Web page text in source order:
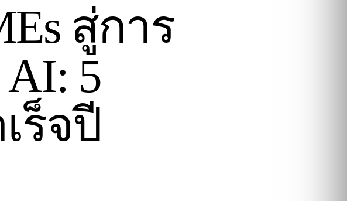
สู่การ
5
ร็จปี